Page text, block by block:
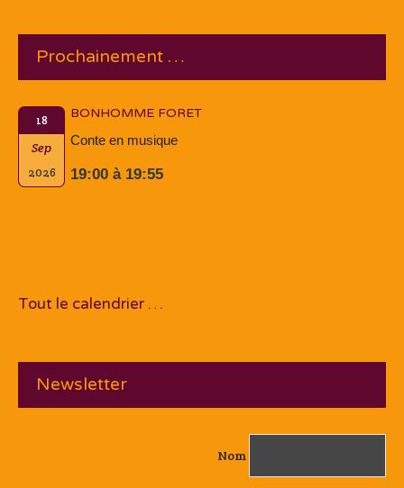
Prochainement …
18
Sep
2026
BONHOMME FORET
Conte en musique
19:00 à 19:55
Tout le calendrier …
Newsletter
Nom